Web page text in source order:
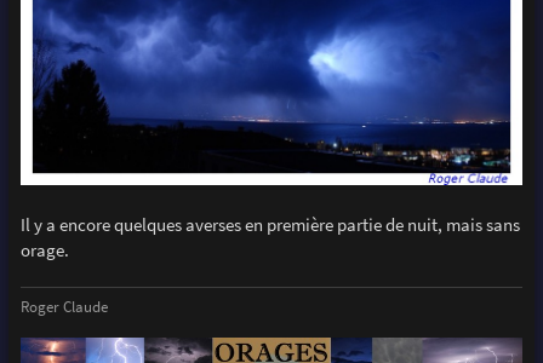
Il y a encore quelques averses en première partie de nuit, mais sans
orage.
Roger Claude